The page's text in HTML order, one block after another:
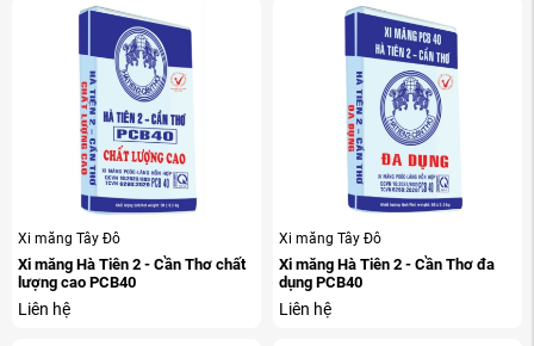
Xi măng Tây Đô
Xi măng Hà Tiên 2 - Cần Thơ chất
lượng cao PCB40
Liên hệ
Xi măng Tây Đô
Xi măng Hà Tiên 2 - Cần Thơ đa
dụng PCB40
Liên hệ